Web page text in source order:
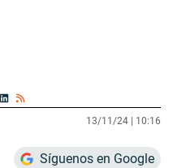
13/11/24 | 10:16
Síguenos en Google